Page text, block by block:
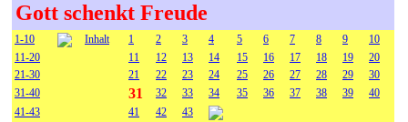
Gott schenkt Freude
1-10 Inhalt 1 2 3 4 5 6 7 8 9
10
11-20
11 12 13 14 15 16 17 18 19
20
21-30
21 22 23 24 25 26 27 28 29
30
31-40
31 32 33 34 35 36 37 38 39
40
41-43
41 42 43